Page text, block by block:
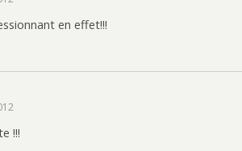
en effet!!!
!!!